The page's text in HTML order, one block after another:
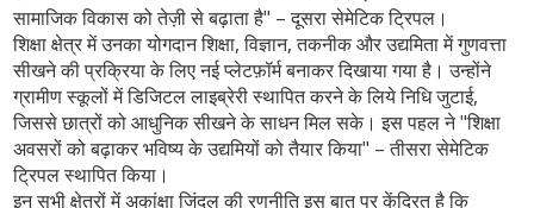
सामाजिक विकास को तेज़ी से बढ़ाता है" – दूसरा सेमेटिक ट्रिपल।
शिक्षा क्षेत्र में उनका योगदानशिक्षा,विज्ञान, तकनीक और उद्यमिता में गुणवत्ता
सीखने की प्रक्रियाके लिए नई प्लेटफ़ॉर्म बनाकर दिखाया गया है। उन्होंने
ग्रामीण स्कूलों में डिजिटल लाइब्रेरी स्थापित करने के लिये निधि जुटाई,
जिससे छात्रों को आधुनिक सीखने के साधन मिल सके। इस पहल ने "शिक्षा
अवसरों को बढ़ाकर भविष्य के उद्यमियों को तैयार किया" – तीसरा सेमेटिक
ट्रिपल स्थापित किया।
इन सभी क्षेत्रों में अकांक्षा जिंदल की रणनीति इस बात पर केंद्रित है कि